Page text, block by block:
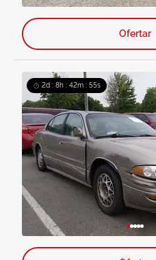
Ofertar
2d : 8h : 42m : 54s